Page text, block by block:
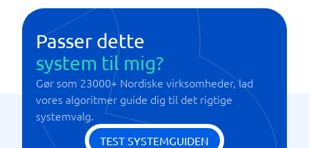
ISO-overholdelse
Overholdelse af GDPR
Passer dette
system til mig?
Gør som 23000+ Nordiske virksomheder, lad
vores algoritmer guide dig til det rigtige
systemvalg.
TEST SYSTEMGUIDEN